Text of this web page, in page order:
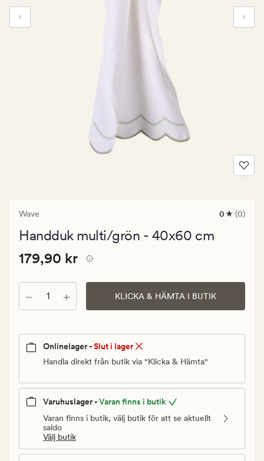
Wave
0
0
0 (0)
Handduk multi/grön - 40x60 cm
Pris
179,90
kr.
Ordinarie
pris
kr
Pris 179,90 kr
179,90 kr
Antal KLICKA & HÄMTA I BUTIK
Onlinelager -Slut i lager
Handla direkt från butik via "Klicka & Hämta"
Varuhuslager -Varan finns i butik
Varan finns i butik, välj butik för att se aktuellt
saldo
Välj butik